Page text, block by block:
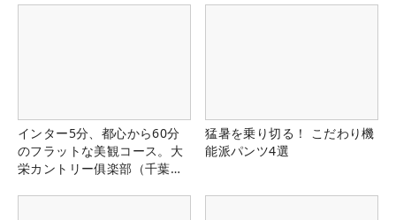
インター5分、都心から60分
のフラットな美観コース。大
栄カントリー俱楽部（千葉
猛暑を乗り切る！ こだわり機
能派パンツ4選